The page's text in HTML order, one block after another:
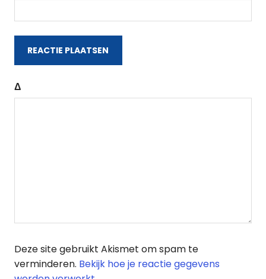
Δ
Deze site gebruikt Akismet om spam te
verminderen. Bekijk hoe je reactie gegevens